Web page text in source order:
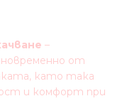
–
от
като така
и комфорт при